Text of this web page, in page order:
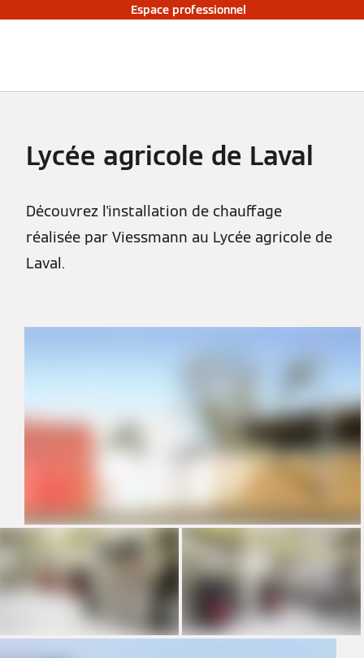
Espace professionnel
Lycée agricole de Laval
Découvrez l'installation de chauffage
réalisée par Viessmann au Lycée agricole de
Laval.